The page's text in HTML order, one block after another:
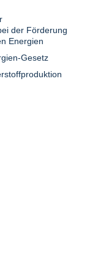
der Förderung
Energien
Gesetz